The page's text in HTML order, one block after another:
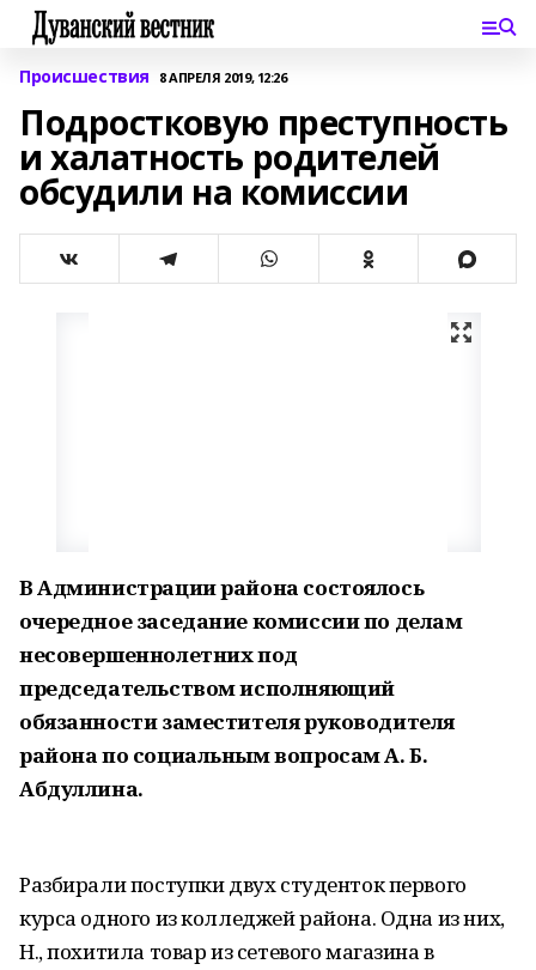
Происшествия 8 АПРЕЛЯ 2019, 12:26
Подростковую преступность
и халатность родителей
обсудили на комиссии
В Администрации района состоялось
очередное заседание комиссии по делам
несовершеннолетних под
председательством исполняющий
обязанности заместителя руководителя
района по социальным вопросам А. Б.
Абдуллина.
Разбирали поступки двух студенток первого
курса одного из колледжей района. Одна из них,
Н., похитила товар из сетевого магазина в